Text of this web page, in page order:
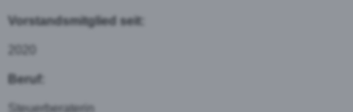
Vorstandsmitglied seit:
Beruf:
Steuerberaterin